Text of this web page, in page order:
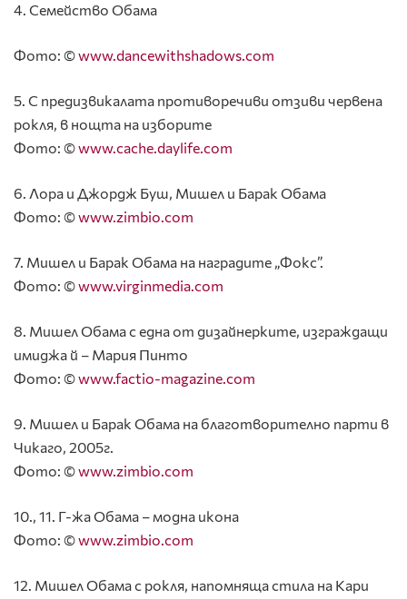
4. Семейство Обама
Фото: ©www.dancewithshadows.com
5. С предизвикалата противоречиви отзиви червена
рокля, в нощта на изборите
Фото: ©www.cache.daylife.com
6. Лора и Джордж Буш, Мишел и Барак Обама
Фото: ©www.zimbio.com
7. Мишел и Барак Обама на наградите „Фокс”.
Фото: ©www.virginmedia.com
8. Мишел Обама с една от дизайнерките, изграждащи
имиджа й – Мария Пинто
Фото: ©www.factio-magazine.com
9. Мишел и Барак Обама на благотворително парти в
Чикаго, 2005г.
Фото: ©www.zimbio.com
10., 11. Г-жа Обама – модна икона
Фото: ©www.zimbio.com
12. Мишел Обама с рокля, напомняща стила на Кари